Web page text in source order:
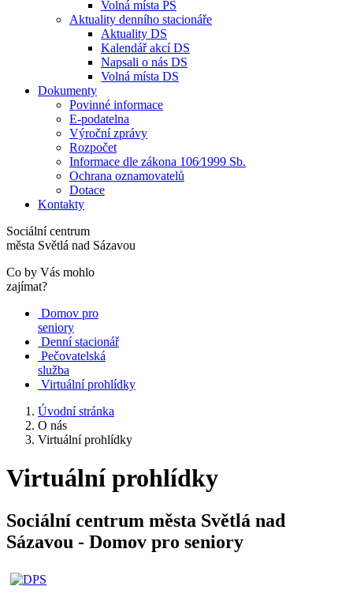
Volná místa PS
Aktuality denního stacionáře
Aktuality DS
Kalendář akcí DS
Napsali o nás DS
Volná místa DS
Dokumenty
Povinné informace
E-podatelna
Výroční zprávy
Rozpočet
Informace dle zákona 106⁄1999 Sb.
Ochrana oznamovatelů
Dotace
Kontakty
Sociální centrum
města Světlá nad Sázavou
Co by Vás mohlo
zajímat?
Domov pro
seniory
Denní stacionář
Pečovatelská
služba
Virtuální prohlídky
Úvodní stránka
O nás
Virtuální prohlídky
Virtuální prohlídky
Sociální centrum města Světlá nad
Sázavou - Domov pro seniory